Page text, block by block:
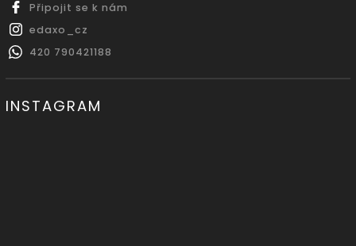
Připojit se k nám
edaxo_cz
420 790421188
INSTAGRAM